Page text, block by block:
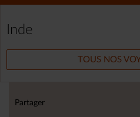
Inde
TOUS NOS
Partager